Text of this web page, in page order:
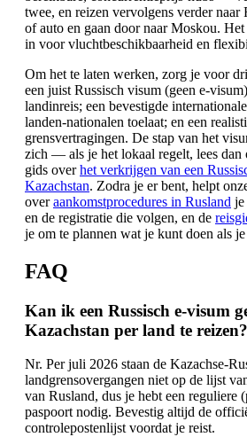
twee, en reizen vervolgens verder naar
of auto en gaan door naar Moskou.
in voor vluchtbeschikbaarheid en
Om het te laten werken, zorg je voor
een juist Russisch visum (geen e-
landinreis; een bevestigde
landen-nationalen toelaat; en een
grensvertragingen. De stap van het
zich — als je het lokaal regelt, lees dan
gids overhet verkrijgen van een
Kazachstan. Zodra je er bent, helpt
overaankomstprocedures in Rusland
en de registratie die volgen, en de
je om te plannen wat je kunt doen als
FAQ
Kan ik een Russisch e-visum
Kazachstan per land te reizen?
Nr. Per juli 2026 staan de Kazachse-
landgrensovergangen niet op de lijst
van Rusland, dus je hebt een reguliere
paspoort nodig. Bevestig altijd de
controlepostenlijst voordat je reist.